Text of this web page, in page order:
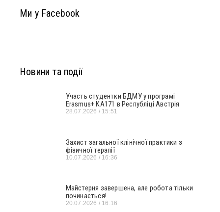
Ми у Facebook
Новини та події
Участь студентки БДМУ у програмі
Erasmus+ KA171 в Республіці Австрія
28.07.2026 15:51
Захист загальної клінічної практики з
фізичної терапії
10.07.2026 16:36
Майстерня завершена, але робота тільки
починається!
20.07.2026 16:16